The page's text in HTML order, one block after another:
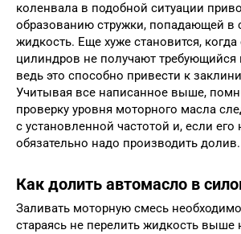
коленвала в подобной ситуации
образованию стружки, попадающей в
жидкость. Еще хуже становится, когда
цилиндров не получают
ведь это способно привести к
Учитывая все написанное выше,
проверку уровня моторного масла
с установленной частотой и, если его
обязательно надо производить долив.
Как долить автомасло в
Заливать моторную смесь
стараясь не перелить жидкость